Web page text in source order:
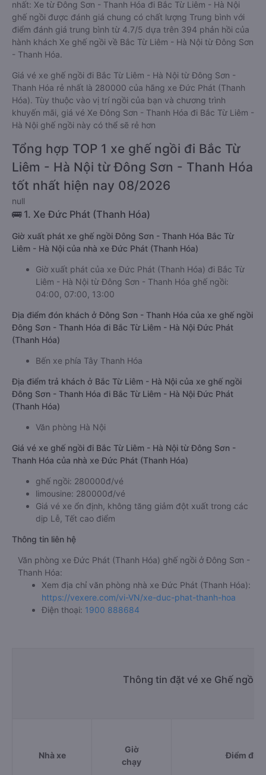
nhất: Xe từ Đông Sơn - Thanh Hóa đi Bắc Từ Liêm - Hà Nội
ghế ngồi được đánh giá chung có chất lượng Trung bình với
điểm đánh giá trung bình từ 4.7/5 dựa trên 394 phản hồi của
hành khách Xe ghế ngồi về Bắc Từ Liêm - Hà Nội từ Đông Sơn
- Thanh Hóa.
Giá vé xe ghế ngồi đi Bắc Từ Liêm - Hà Nội từ Đông Sơn -
Thanh Hóa rẻ nhất là 280000 của hãng xe Đức Phát (Thanh
Hóa). Tùy thuộc vào vị trí ngồi của bạn và chương trình
khuyến mãi, giá vé Xe Đông Sơn - Thanh Hóa đi Bắc Từ Liêm -
Hà Nội ghế ngồi này có thể sẽ rẻ hơn
Tổng hợp TOP 1 xe ghế ngồi đi Bắc Từ
Liêm - Hà Nội từ Đông Sơn - Thanh Hóa
tốt nhất hiện nay 08/2026
null
🚌 1. Xe Đức Phát (Thanh Hóa)
Giờ xuất phát xe ghế ngồi Đông Sơn - Thanh Hóa Bắc Từ
Liêm - Hà Nội của nhà xe Đức Phát (Thanh Hóa)
Giờ xuất phát của xe Đức Phát (Thanh Hóa) đi Bắc Từ
Liêm - Hà Nội từ Đông Sơn - Thanh Hóa ghế ngồi:
04:00, 07:00, 13:00
Địa điểm đón khách ở Đông Sơn - Thanh Hóa của xe ghế ngồi
Đông Sơn - Thanh Hóa đi Bắc Từ Liêm - Hà Nội Đức Phát
(Thanh Hóa)
Bến xe phía Tây Thanh Hóa
Địa điểm trả khách ở Bắc Từ Liêm - Hà Nội của xe ghế ngồi
Đông Sơn - Thanh Hóa đi Bắc Từ Liêm - Hà Nội Đức Phát
(Thanh Hóa)
Văn phòng Hà Nội
Giá vé xe ghế ngồi đi Bắc Từ Liêm - Hà Nội từ Đông Sơn -
Thanh Hóa của nhà xe Đức Phát (Thanh Hóa)
ghế ngồi: 280000đ/vé
limousine: 280000đ/vé
Giá vé xe ổn định, không tăng giảm đột xuất trong các
dịp Lễ, Tết cao điểm
Thông tin liên hệ
Văn phòng xe Đức Phát (Thanh Hóa) ghế ngồi ở Đông Sơn -
Thanh Hóa:
Xem địa chỉ văn phòng nhà xe Đức Phát (Thanh Hóa):
https://vexere.com/vi-VN/xe-duc-phat-thanh-hoa
Điện thoại: 1900 888684
Thông tin đặt vé xe Ghế ngồi
Nhà xe
Giờ
chạy
Điểm đi